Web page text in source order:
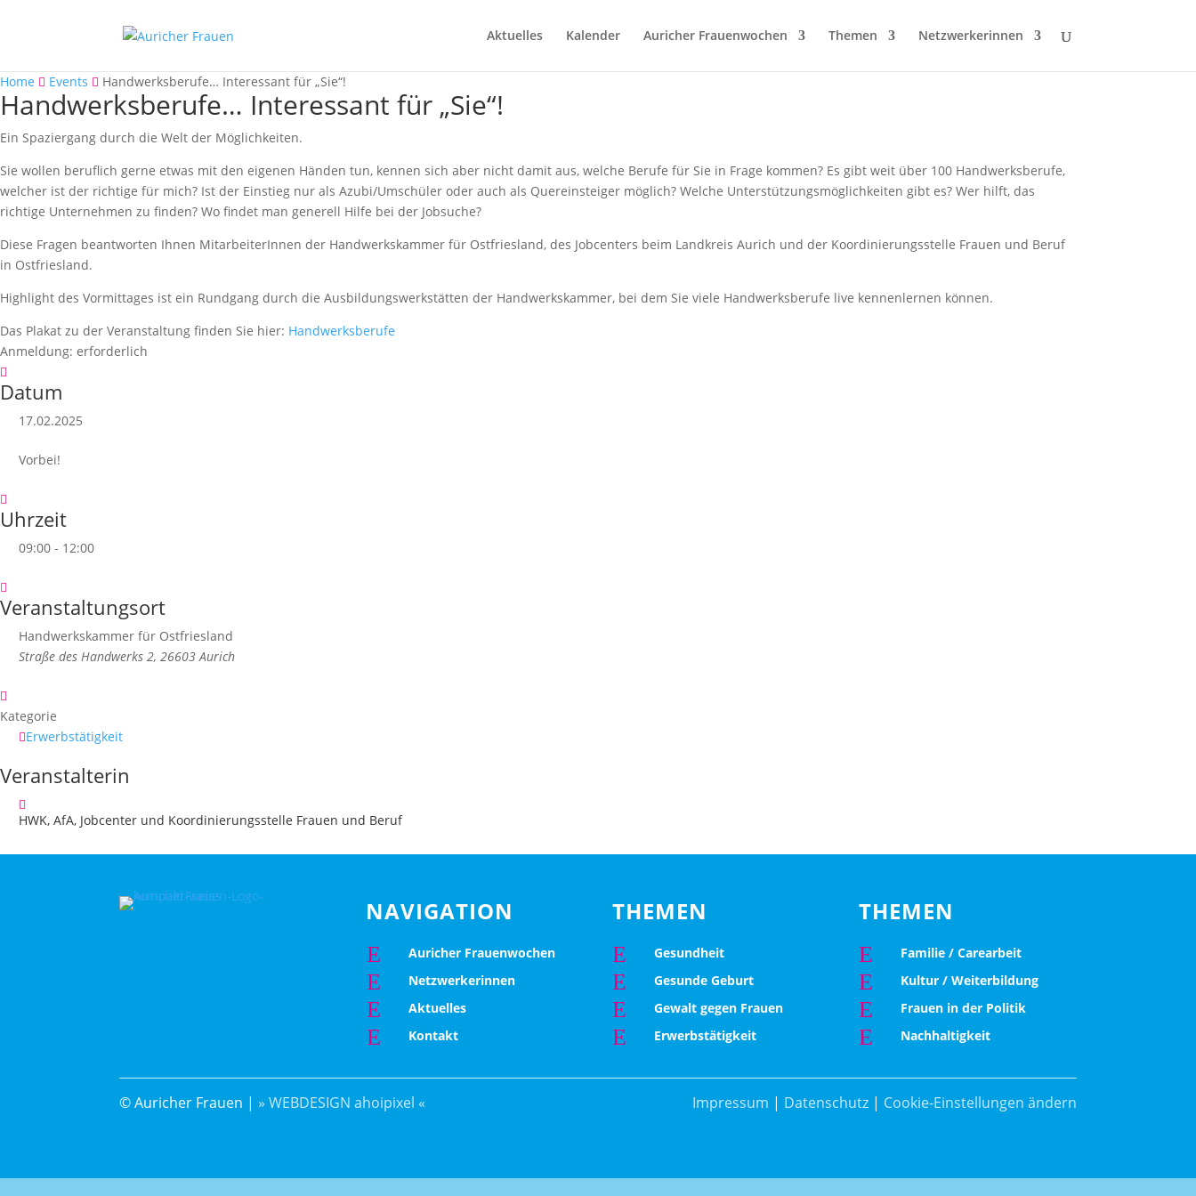
Aktuelles Kalender Auricher Frauenwochen Themen Netzwerkerinnen
Home Events Handwerksberufe… Interessant für „Sie“!
Handwerksberufe… Interessant für „Sie“!
Ein Spaziergang durch die Welt der Möglichkeiten.
Sie wollen beruflich gerne etwas mit den eigenen Händen tun, kennen sich aber nicht damit aus, welche Berufe für Sie in Frage kommen? Es gibt weit über 100 Handwerksberufe,
welcher ist der richtige für mich? Ist der Einstieg nur als Azubi/Umschüler oder auch als Quereinsteiger möglich? Welche Unterstützungsmöglichkeiten gibt es? Wer hilft, das
richtige Unternehmen zu finden? Wo findet man generell Hilfe bei der Jobsuche?
Diese Fragen beantworten Ihnen MitarbeiterInnen der Handwerkskammer für Ostfriesland, des Jobcenters beim Landkreis Aurich und der Koordinierungsstelle Frauen und Beruf
in Ostfriesland.
Highlight des Vormittages ist ein Rundgang durch die Ausbildungswerkstätten der Handwerkskammer, bei dem Sie viele Handwerksberufe live kennenlernen können.
Das Plakat zu der Veranstaltung finden Sie hier: Handwerksberufe
Anmeldung: erforderlich
Datum
17.02.2025
Vorbei!
Uhrzeit
09:00 - 12:00
Veranstaltungsort
Handwerkskammer für Ostfriesland
Straße des Handwerks 2, 26603 Aurich
Kategorie
Erwerbstätigkeit
Veranstalterin
HWK, AfA, Jobcenter und Koordinierungsstelle Frauen und Beruf
NAVIGATION
E Auricher Frauenwochen
E Netzwerkerinnen
E Aktuelles
E Kontakt
THEMEN
E Gesundheit
E Gesunde Geburt
E Gewalt gegen Frauen
E Erwerbstätigkeit
THEMEN
E Familie / Carearbeit
E Kultur / Weiterbildung
E Frauen in der Politik
E Nachhaltigkeit
© Auricher Frauen |» WEBDESIGN ahoipixel « Impressum | Datenschutz| Cookie-Einstellungen ändern